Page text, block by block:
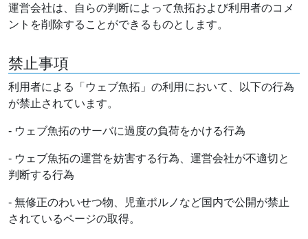
運営会社は、自らの判断によって魚拓および利用者のコメ
ントを削除することができるものとします。
禁止事項
利用者による「ウェブ魚拓」の利用において、以下の行為
が禁止されています。
- ウェブ魚拓のサーバに過度の負荷をかける行為
- ウェブ魚拓の運営を妨害する行為、運営会社が不適切と
判断する行為
- 無修正のわいせつ物、児童ポルノなど国内で公開が禁止
されているページの取得。